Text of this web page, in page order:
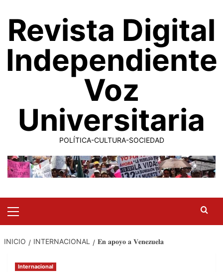
contenido
Revista Digital
Independiente
Voz
Universitaria
POLÍTICA-CULTURA-SOCIEDAD
Menu
INICIO INTERNACIONAL 𝐄𝐧 𝐚𝐩𝐨𝐲𝐨 𝐚 𝐕𝐞𝐧𝐞𝐳𝐮𝐞𝐥𝐚
Internacional